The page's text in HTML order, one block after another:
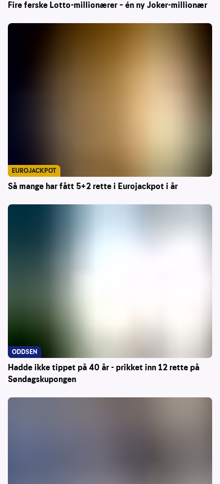
Fire ferske Lotto-millionærer – én ny Joker-millionær
Så mange har fått 5+2 rette i Eurojackpot i år
EUROJACKPOT
Hadde ikke tippet på 40 år - prikket inn 12 rette på
Søndagskupongen
ODDSEN